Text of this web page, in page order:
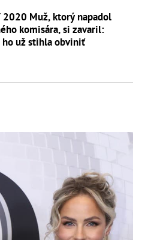
2020 Muž, ktorý napadol
komisára, si zavaril:
ho už stihla obviniť